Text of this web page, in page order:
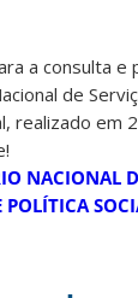
a consulta e
de
realizado em
NACIONAL
POLÍTICA